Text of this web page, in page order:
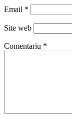
Email *
Site web
Comentariu *